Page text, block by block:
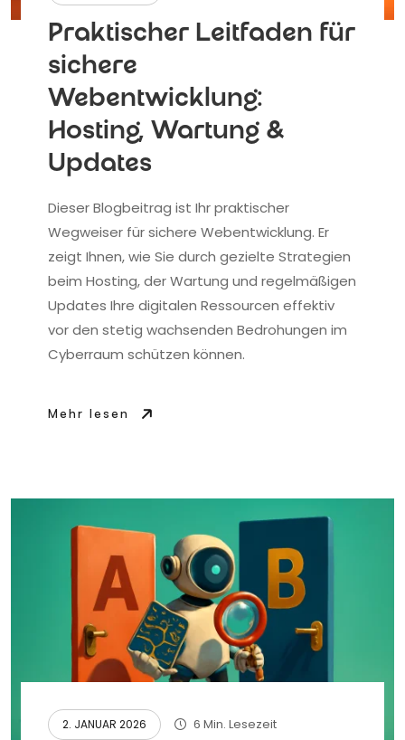
Praktischer Leitfaden für
sichere
Webentwicklung:
Hosting, Wartung &
Updates
Dieser Blogbeitrag ist Ihr praktischer
Wegweiser für sichere Webentwicklung. Er
zeigt Ihnen, wie Sie durch gezielte Strategien
beim Hosting, der Wartung und regelmäßigen
Updates Ihre digitalen Ressourcen effektiv
vor den stetig wachsenden Bedrohungen im
Cyberraum schützen können.
Mehr lesen
2. JANUAR 2026 6 Min. Lesezeit